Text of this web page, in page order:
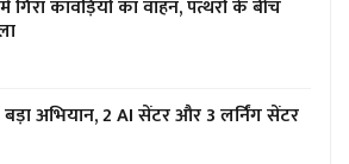
गिरा कांवड़ियों का वाहन, पत्थरों के बीच
अभियान, 2 AI सेंटर और 3 लर्निंग सेंटर